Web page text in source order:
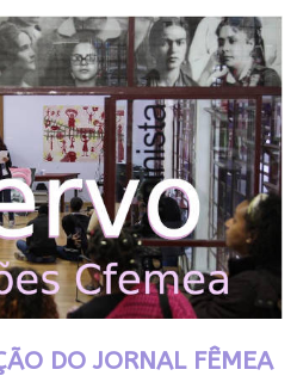
DO JORNAL FÊMEA